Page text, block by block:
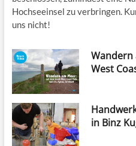
Hochseeinsel zu verbringen.
uns nicht!
Wandern
West
in Binz